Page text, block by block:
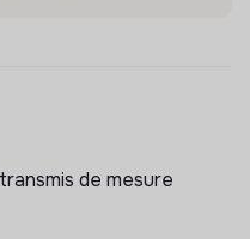
de mesure